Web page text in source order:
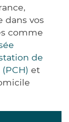
dans vos
comme
de
et